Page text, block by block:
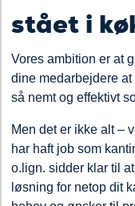
stået i
Vores ambition er at
dine medarbejdere
så nemt og effektivt
Men det er ikke alt –
har haft job som
o.lign. sidder klar til
løsning for netop dit